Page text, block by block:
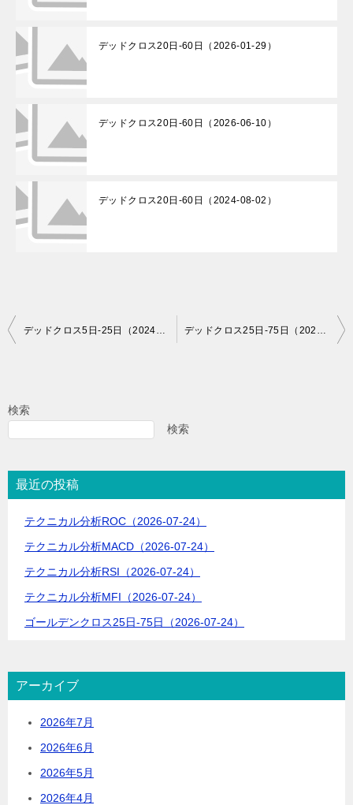
デッドクロス20日-60日（2026-01-29）
デッドクロス20日-60日（2026-06-10）
デッドクロス20日-60日（2024-08-02）
投
ビ
シ
ョ
デッドクロス5日-25日（2024-06-17） デッドクロス25日-75日（2024-06-17）
検索
検索
最近の投稿
テクニカル分析ROC（2026-07-24）
テクニカル分析MACD（2026-07-24）
テクニカル分析RSI（2026-07-24）
テクニカル分析MFI（2026-07-24）
ゴールデンクロス25日-75日（2026-07-24）
アーカイブ
2026年7月
2026年6月
2026年5月
2026年4月